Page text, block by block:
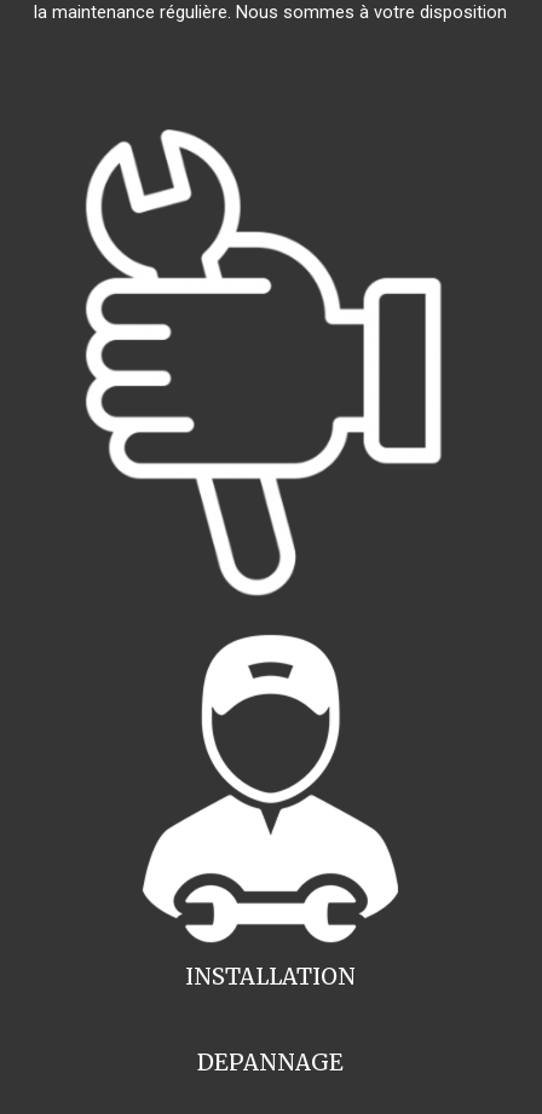
la maintenance régulière. Nous sommes à votre disposition
INSTALLATION
DEPANNAGE